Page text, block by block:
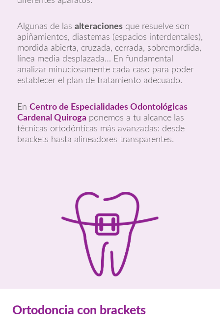
Algunas de las alteraciones que resuelve son
apiñamientos, diastemas (espacios interdentales),
mordida abierta, cruzada, cerrada, sobremordida,
línea media desplazada… En fundamental
analizar minuciosamente cada caso para poder
establecer el plan de tratamiento adecuado.
En Centro de Especialidades Odontológicas
Cardenal Quiroga ponemos a tu alcance las
técnicas ortodónticas más avanzadas: desde
brackets hasta alineadores transparentes.
Ortodoncia con brackets